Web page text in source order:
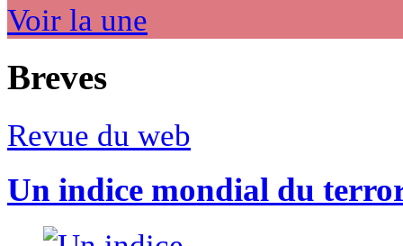
Voir la une
Breves
Revue du web
Un indice mondial du